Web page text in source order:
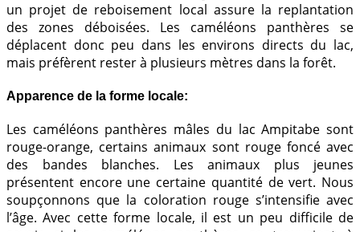
un projet de reboisement local assure la replantation
des zones déboisées. Les caméléons panthères se
déplacent donc peu dans les environs directs du lac,
mais préfèrent rester à plusieurs mètres dans la forêt.
Apparence de la forme locale:
Les caméléons panthères mâles du lac Ampitabe sont
rouge-orange, certains animaux sont rouge foncé avec
des bandes blanches. Les animaux plus jeunes
présentent encore une certaine quantité de vert. Nous
soupçonnons que la coloration rouge s’intensifie avec
l’âge. Avec cette forme locale, il est un peu difficile de